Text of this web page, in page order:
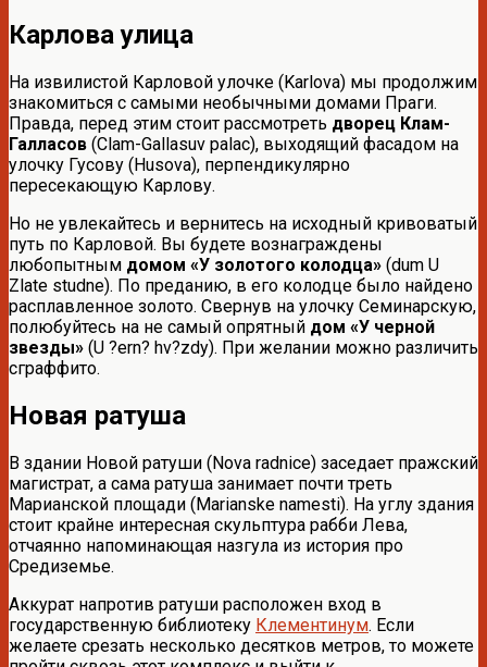
Карлова улица
На извилистой Карловой улочке (Karlova) мы продолжим
знакомиться с самыми необычными домами Праги.
Правда, перед этим стоит рассмотреть дворец Клам-
Галласов (Clam-Gallasuv palac), выходящий фасадом на
улочку Гусову (Husova), перпендикулярно
пересекающую Карлову.
Но не увлекайтесь и вернитесь на исходный кривоватый
путь по Карловой. Вы будете вознаграждены
любопытным домом «У золотого колодца» (dum U
Zlate studne). По преданию, в его колодце было найдено
расплавленное золото. Свернув на улочку Семинарскую,
полюбуйтесь на не самый опрятный дом «У черной
звезды» (U ?ern? hv?zdy). При желании можно различить
сграффито.
Новая ратуша
В здании Новой ратуши (Nova radnice) заседает пражский
магистрат, а сама ратуша занимает почти треть
Марианской площади (Marianske namesti). На углу здания
стоит крайне интересная скульптура рабби Лева,
отчаянно напоминающая назгула из история про
Средиземье.
Аккурат напротив ратуши расположен вход в
государственную библиотеку Клементинум. Если
желаете срезать несколько десятков метров, то можете